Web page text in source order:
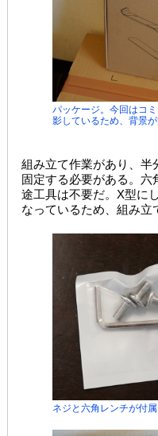
パッケージ。今回はコ
影しているため、背景
組み立て作業があり、半
固定する必要がある。六
途工具は不要だ。X型に
なっているため、組み立
ネジと六角レンチが付